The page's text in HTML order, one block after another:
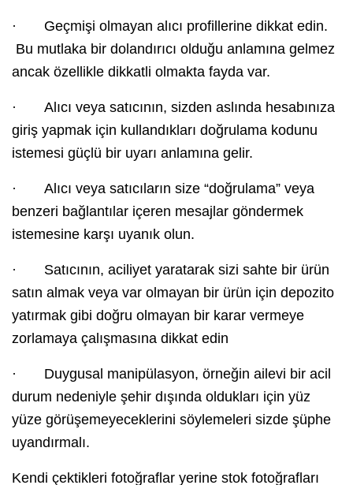
· Geçmişi olmayan alıcı profillerine dikkat edin.
Bu mutlaka bir dolandırıcı olduğu anlamına gelmez
ancak özellikle dikkatli olmakta fayda var.
· Alıcı veya satıcının, sizden aslında hesabınıza
giriş yapmak için kullandıkları doğrulama kodunu
istemesi güçlü bir uyarı anlamına gelir.
· Alıcı veya satıcıların size “doğrulama” veya
benzeri bağlantılar içeren mesajlar göndermek
istemesine karşı uyanık olun.
· Satıcının, aciliyet yaratarak sizi sahte bir ürün
satın almak veya var olmayan bir ürün için depozito
yatırmak gibi doğru olmayan bir karar vermeye
zorlamaya çalışmasına dikkat edin
· Duygusal manipülasyon, örneğin ailevi bir acil
durum nedeniyle şehir dışında oldukları için yüz
yüze görüşemeyeceklerini söylemeleri sizde şüphe
uyandırmalı.
Kendi çektikleri fotoğraflar yerine stok fotoğrafları